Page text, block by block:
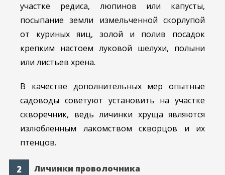
участке редиса, люпинов или капусты,
посыпание земли измельченной скорлупой
от куриных яиц, золой и полив посадок
крепким настоем луковой шелухи, полыни
или листьев хрена.
В качестве дополнительных мер опытные
садоводы советуют установить на участке
скворечник, ведь личинки хруща являются
излюбленным лакомством скворцов и их
птенцов.
Личинки проволочника